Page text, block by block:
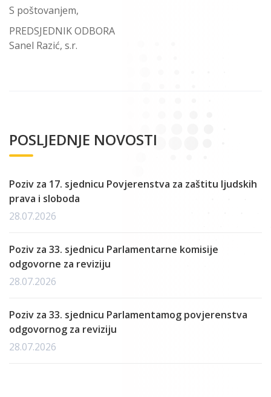
S poštovanjem,
PREDSJEDNIK ODBORA
Sanel Razić, s.r.
POSLJEDNJE NOVOSTI
Poziv za 17. sjednicu Povjerenstva za zaštitu ljudskih
prava i sloboda
28.07.2026
Poziv za 33. sjednicu Parlamentarne komisije
odgovorne za reviziju
28.07.2026
Poziv za 33. sjednicu Parlamentamog povjerenstva
odgovornog za reviziju
28.07.2026